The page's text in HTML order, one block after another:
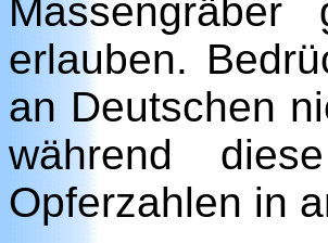
erlauben.
an Deutschen
während
Opferzahlen in